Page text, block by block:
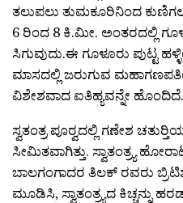
ತಲುಪಲು ತುಮಕೂರಿನಿಂದ
6 ರಿಂದ 8 ಕಿ.ಮೀ. ಅಂತರದಲ್ಲಿ
ಸಿಗುವುದು.ಈ ಗೂಳೂರು ಪುಟ್ಟ
ಮಾಸದಲ್ಲಿ ಜರುಗುವ
ವಿಶೇಶವಾದ ಐತಿಹ್ಯವನ್ನೇ ಹೊಂದಿದೆ.
ಸ್ವತಂತ್ರ ಪೂರ‍್ವದಲ್ಲಿ ಗಣೇಶ
ಸೀಮಿತವಾಗಿತ್ತು. ಸ್ವಾತಂತ್ರ‍್ಯ
ಬಾಲಗಂಗಾದರ ತಿಲಕ್ ರವರು
ಮೂಡಿಸಿ, ಸ್ವಾತಂತ್ರ‍್ಯದ ಕಿಚ್ಚನ್ನು